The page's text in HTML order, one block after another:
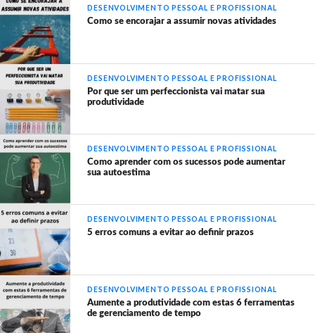
DESENVOLVIMENTO PESSOAL E PROFISSIONAL
Como se encorajar a assumir novas atividades
DESENVOLVIMENTO PESSOAL E PROFISSIONAL
Por que ser um perfeccionista vai matar sua
produtividade
DESENVOLVIMENTO PESSOAL E PROFISSIONAL
Como aprender com os sucessos pode aumentar
sua autoestima
DESENVOLVIMENTO PESSOAL E PROFISSIONAL
5 erros comuns a evitar ao definir prazos
DESENVOLVIMENTO PESSOAL E PROFISSIONAL
Aumente a produtividade com estas 6 ferramentas
de gerenciamento de tempo